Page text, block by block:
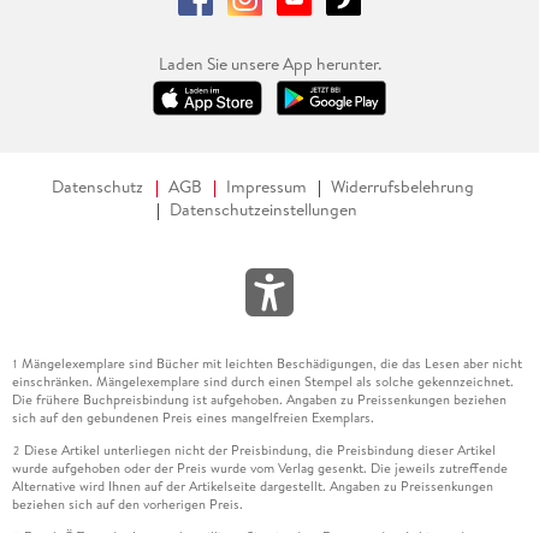
Laden Sie unsere App herunter.
Datenschutz AGB Impressum
Widerrufsbelehrung
Datenschutzeinstellungen
1 Mängelexemplare sind Bücher mit leichten Beschädigungen, die das Lesen aber nicht
einschränken. Mängelexemplare sind durch einen Stempel als solche gekennzeichnet.
Die frühere Buchpreisbindung ist aufgehoben. Angaben zu Preissenkungen beziehen
sich auf den gebundenen Preis eines mangelfreien Exemplars.
2 Diese Artikel unterliegen nicht der Preisbindung, die Preisbindung dieser Artikel
wurde aufgehoben oder der Preis wurde vom Verlag gesenkt. Die jeweils zutreffende
Alternative wird Ihnen auf der Artikelseite dargestellt. Angaben zu Preissenkungen
beziehen sich auf den vorherigen Preis.